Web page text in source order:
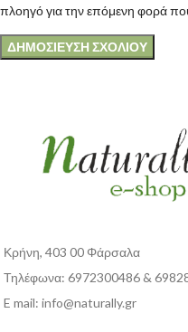
πλοηγό για την επόμενη φορά
Κρήνη, 403 00 Φάρσαλα
Τηλέφωνα: 6972300486 &
E mail: info@naturally.gr